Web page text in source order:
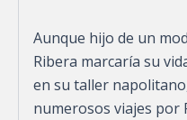
Aunque hijo de un
Ribera marcaría su
en su taller
numerosos viajes por